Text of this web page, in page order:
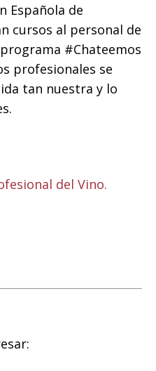
Española de
cursos al personal de
#Chateemos
profesionales se
tan nuestra y lo
del Vino.